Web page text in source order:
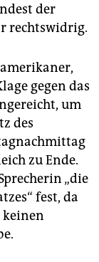
der
rechtswidrig.
gegen das
um
des
zu Ende.
„die
fest, da
keinen